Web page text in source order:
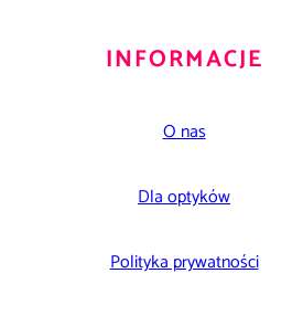
INFORMACJE
O nas
Dla optyków
Polityka prywatności